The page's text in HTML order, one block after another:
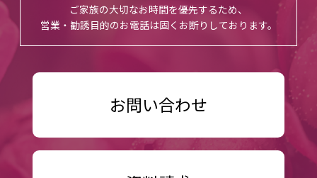
ご家族の大切なお時間を優先するため、
営業・勧誘目的のお電話は固くお断りしております。
お問い合わせ